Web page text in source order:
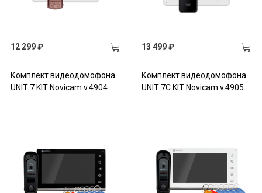
12 299 ₽
Комплект видеодомофона
UNIT 7 KIT Novicam v.4904
13 499 ₽
Комплект видеодомофона
UNIT 7C KIT Novicam v.4905